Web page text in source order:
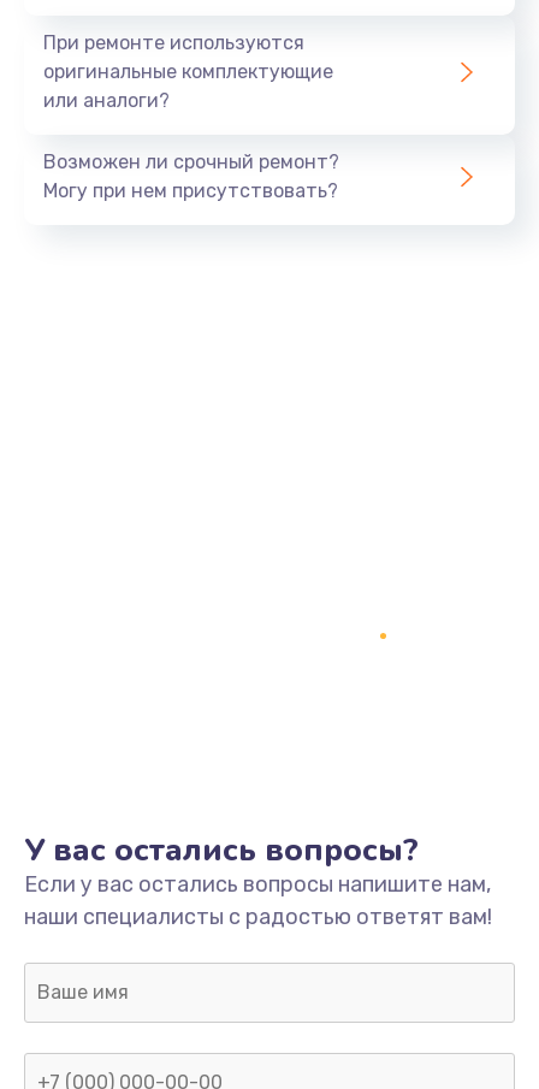
При ремонте используются
оригинальные комплектующие
или аналоги?
Возможен ли срочный ремонт?
Могу при нем присутствовать?
У вас остались вопросы?
Если у вас остались вопросы напишите нам,
наши специалисты с радостью ответят вам!